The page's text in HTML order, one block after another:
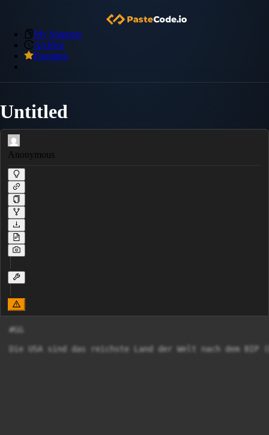
My Snippets
Archive
Premium
Untitled
Anonymous
#GG
Die USA sind das reichste Land der Welt nach dem